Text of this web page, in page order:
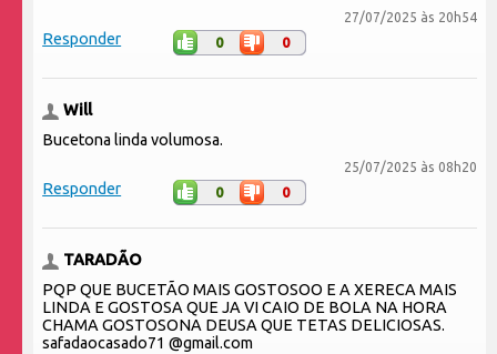
27/07/2025 às 20h54
Responder 0 0
Will
Bucetona linda volumosa.
25/07/2025 às 08h20
Responder 0 0
TARADÃO
PQP QUE BUCETÃO MAIS GOSTOSOO E A XERECA MAIS
LINDA E GOSTOSA QUE JA VI CAIO DE BOLA NA HORA
CHAMA GOSTOSONA DEUSA QUE TETAS DELICIOSAS.
safadaocasado71 @gmail.com